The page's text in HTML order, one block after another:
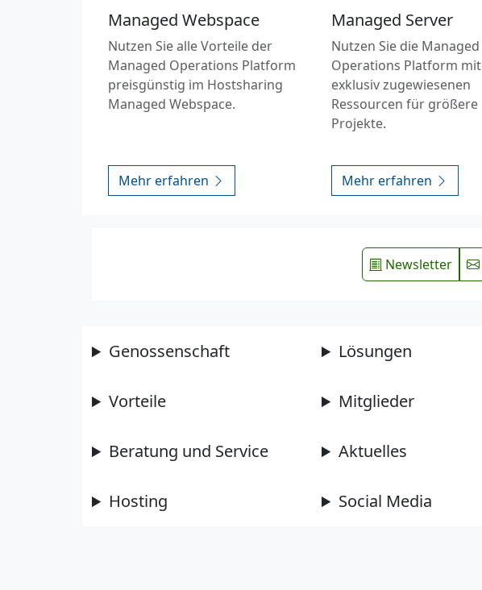
Managed Webspace
Nutzen Sie alle Vorteile der
Managed Operations Platform
preisgünstig im Hostsharing
Managed Webspace.
Mehr erfahren
Managed Server
Nutzen Sie die Managed
Operations Platform mit
exklusiv zugewiesenen
Ressourcen für größere
Projekte.
Mehr erfahren
Newsletter
Genossenschaft
Vorteile
Beratung und Service
Hosting
Lösungen
Mitglieder
Aktuelles
Social Media